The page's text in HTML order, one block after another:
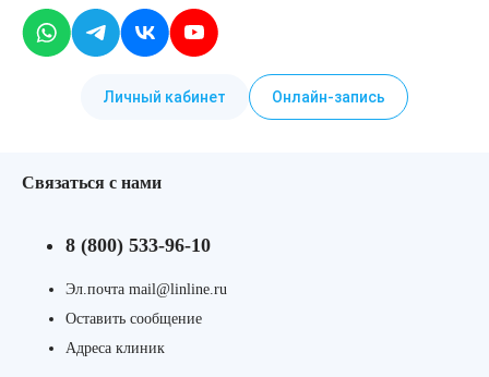
Личный кабинет Онлайн-запись
Связаться с нами
8 (800) 533-96-10
Эл.почта mail@linline.ru
Оставить сообщение
Адреса клиник